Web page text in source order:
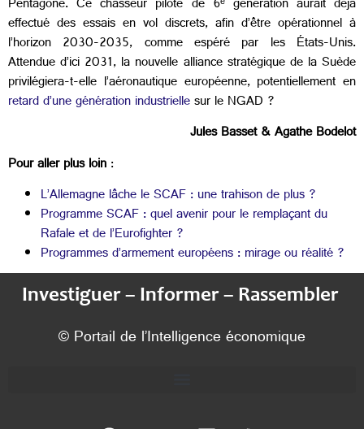
Pentagone. Ce chasseur piloté de 6ᵉ génération aurait déjà
effectué des essais en vol discrets, afin d’être opérationnel à
l’horizon 2030-2035, comme espéré par les États-Unis.
Attendue d’ici 2031, la nouvelle alliance stratégique de la Suède
privilégiera-t-elle l’aéronautique européenne, potentiellement en
retard d’une génération industriellesur le NGAD ?
Jules Basset & Agathe Bodelot
Pour aller plus loin:
L’Allemagne lâche le SCAF : une trahison de plus ?
Programme SCAF : quel avenir pour le remplaçant du
Rafale et de l’Eurofighter ?
Programmes d’armement européens : mirage ou réalité ?
Investiguer – Informer – Rassembler
© Portail de l’Intelligence économique